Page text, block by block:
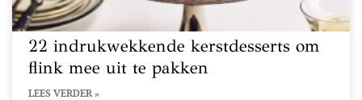
22 indrukwekkende kerstdesserts om
flink mee uit te pakken
LEES VERDER »